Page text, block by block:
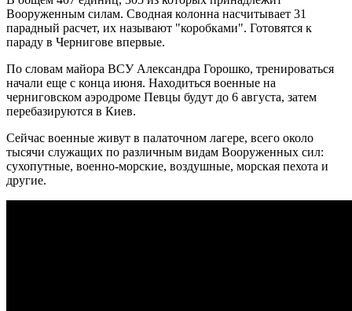
Вооруженным силам. Сводная колонна насчитывает 31
парадный расчет, их называют "коробками". Готовятся к
параду в Чернигове впервые.
По словам майора ВСУ Александра Горошко, тренироваться
начали еще с конца июня. Находиться военные на
черниговском аэродроме Певцы будут до 6 августа, затем
перебазируются в Киев.
Сейчас военные живут в палаточном лагере, всего около
тысячи служащих по различным видам Вооруженных сил:
сухопутные, военно-морские, воздушные, морская пехота и
другие.